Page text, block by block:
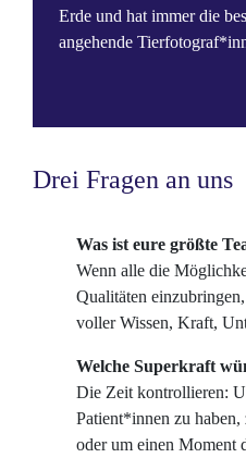
Erde und hat immer die
angehende
Drei Fragen an uns
Was ist eure größte
Wenn alle die
Qualitäten
voller Wissen, Kraft,
Welche Superkraft
Die Zeit kontrollieren:
Patient*innen zu
oder um einen Moment